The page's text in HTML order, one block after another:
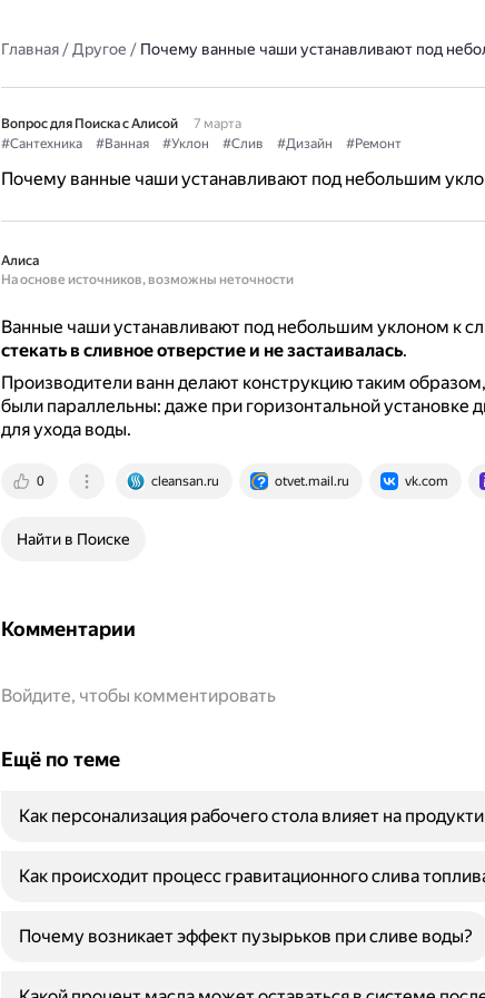
Главная/Другое / Почему ванные чаши устанавливают под
Вопрос для Поиска с Алисой
7 марта
#Сантехника
#Ванная #Уклон #Слив #Дизайн #Ремонт
Почему ванные чаши устанавливают под небольшим
Алиса
На основе источников, возможны неточности
Ванные чаши устанавливают под небольшим уклоном к
стекать в сливное отверстие и не застаивалась.
Производители ванн делают конструкцию таким
были параллельны: даже при горизонтальной установке
для ухода воды.
0 cleansan.ru otvet.mail.ru vk.com
Найти в Поиске
Комментарии
Войдите, чтобы комментировать
Ещё по теме
Как персонализация рабочего стола влияет на
Как происходит процесс гравитационного слива
Почему возникает эффект пузырьков при сливе воды?